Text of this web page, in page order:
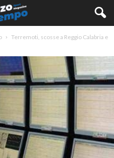
Terremoti, scosse a Reggio Calabria e